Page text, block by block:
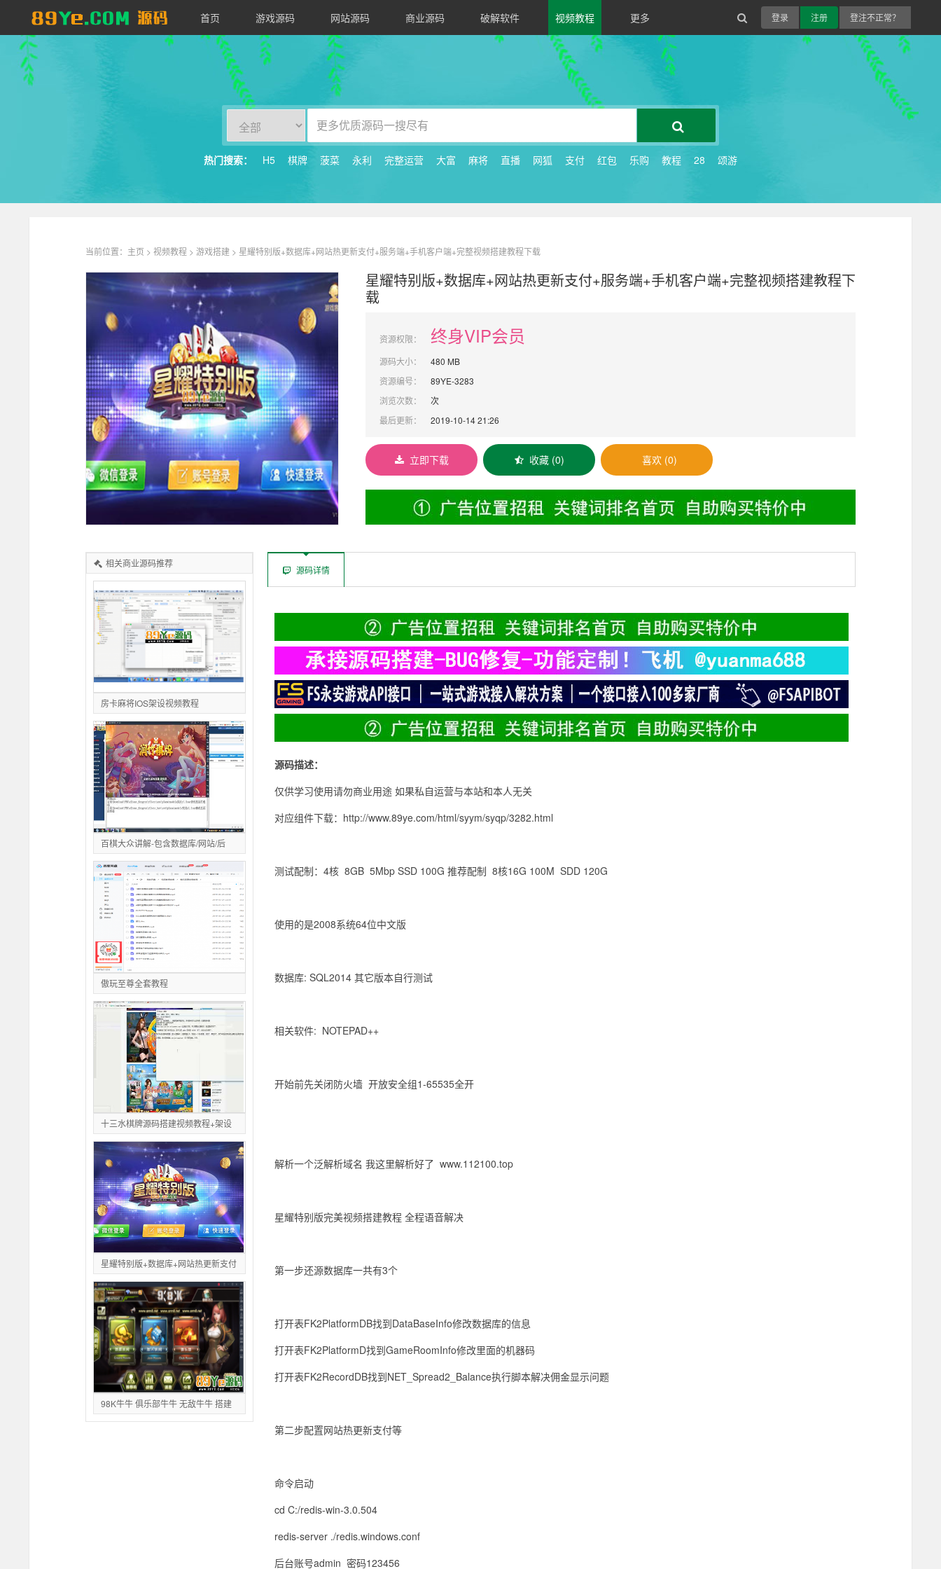
89YE
源
首页 游戏源码 网站源码 商业源码 破解软件 视频教程 更多 登录 注册 登注不正常？
热门搜索： H5 棋牌 菠菜 永利 完整运营 大富 麻将 直播 网狐 支付 红包 乐购 教程 28 颂游
当前位置： 主页 > 视频教程 > 游戏搭建 > 星耀特别版+数据库+网站热更新支付+服务端+手机客户端+完整视频搭建教程下载
星耀特别版+数据库+网站热更新支付+服务端+手机客户端+完整视频搭建教程下
载
资源权限： 终身VIP会员
源码大小：
480 MB
资源编号：
89YE-3283
浏览次数：
次
最后更新：
2019-10-14 21:26
立即下载 收藏 (0) 喜欢 (0)
源码详情
源码描述：
仅供学习使用请勿商业用途 如果私自运营与本站和本人无关
对应组件下载：http://www.89ye.com/html/syym/syqp/3282.html
测试配制：4核 8GB 5Mbp SSD 100G 推荐配制 8核16G 100M SDD 120G
使用的是2008系统64位中文版
数据库: SQL2014 其它版本自行测试
相关软件: NOTEPAD++
开始前先关闭防火墙 开放安全组1-65535全开
解析一个泛解析域名 我这里解析好了 www.112100.top
星耀特别版完美视频搭建教程 全程语音解决
第一步还源数据库一共有3个
打开表FK2PlatformDB找到DataBaseInfo修改数据库的信息
打开表FK2PlatformD找到GameRoomInfo修改里面的机器码
打开表FK2RecordDB找到NET_Spread2_Balance执行脚本解决佣金显示问题
第二步配置网站热更新支付等
命令启动
cd C:/redis-win-3.0.504
redis-server ./redis.windows.conf
后台账号admin 密码123456
相关商业源码推荐
房卡麻将IOS架设视频教程
百棋大众讲解-包含数据库/网站/后
傲玩至尊全套教程
十三水棋牌源码搭建视频教程+架设
星耀特别版+数据库+网站热更新支付
98K牛牛 俱乐部牛牛 无敌牛牛 搭建